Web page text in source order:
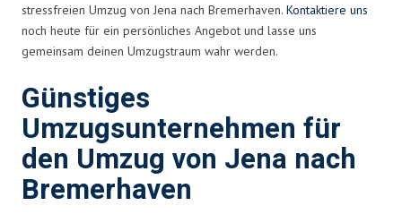
stressfreien Umzug von Jena nach Bremerhaven. Kontaktiere uns
noch heute für ein persönliches Angebot und lasse uns
gemeinsam deinen Umzugstraum wahr werden.
Günstiges
Umzugsunternehmen für
den Umzug von Jena nach
Bremerhaven